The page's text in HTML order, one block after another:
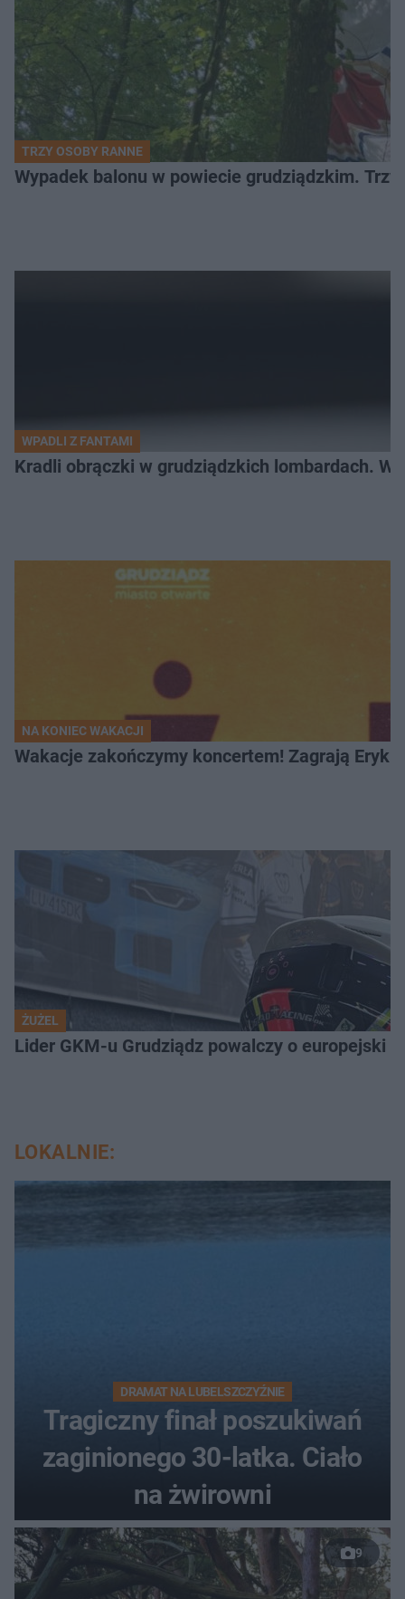
TRZY OSOBY RANNE
Wypadek balonu w powiecie grudziądzkim.
WPADLI Z FANTAMI
Kradli obrączki w grudziądzkich lombardach.
NA KONIEC WAKACJI
Wakacje zakończymy koncertem! Zagrają Eryk
ŻUŻEL
Lider GKM-u Grudziądz powalczy o europejski
LOKALNIE:
DRAMAT NA LUBELSZCZYŹNIE
Tragiczny finał poszukiwań
zaginionego 30-latka. Ciało
na żwirowni
9